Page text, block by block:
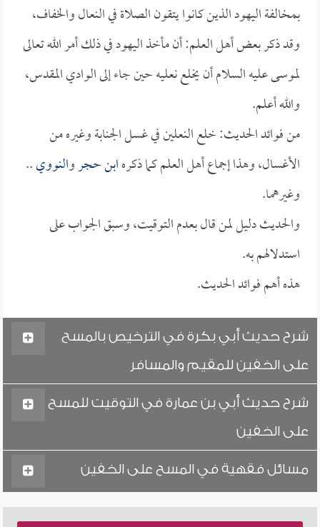
بمخالفة اليهود الذين كانوا يتقون الصلاة في النعال والخفاف،
وقد ذكر بعض أهل العلم: أن مأخذ اليهود في ذلك أمر الله تعالى
لموسى عليه السلام أن يخلع نعليه حين جاء إلى الوادي المقدس،
والله أعلم.
من فوائد الحديث: خلع النعلين في غسل الجنابة وغيره من
الأغسال، وهذا إجماع أهل العلم كما ذكرهابن حجروالنووي..
وغيرهما.
والحديث دليل لمن قال بعدم التوقيت، وسبق الجواب على
استدلالهم به.
هذه أهم فوائد الحديث.
شرح حديث أبي بكرة في الترخيص بالمسح
على الخفين للمقيم والمسافر
شرح حديث أبي بن عمارة في التوقيت للمسح
على الخفين
مسائل فقهية في المسح على الخفين